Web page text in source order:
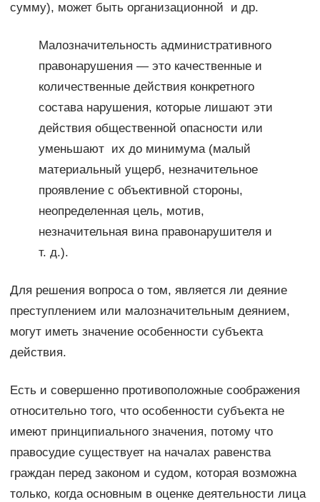
сумму), может быть организационной и др.
Малозначительность административного
правонарушения — это качественные и
количественные действия конкретного
состава нарушения, которые лишают эти
действия общественной опасности или
уменьшают их до минимума (малый
материальный ущерб, незначительное
проявление с объективной стороны,
неопределенная цель, мотив,
незначительная вина правонарушителя и
т. д.).
Для решения вопроса о том, является ли деяние
преступлением или малозначительным деянием,
могут иметь значение особенности субъекта
действия.
Есть и совершенно противоположные соображения
относительно того, что особенности субъекта не
имеют принципиального значения, потому что
правосудие существует на началах равенства
граждан перед законом и судом, которая возможна
только, когда основным в оценке деятельности лица